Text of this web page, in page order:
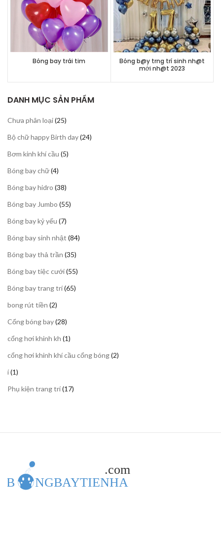
Bóng bay trái tim
Bóng b@y trng trí sinh nh@t
mới nh@t 2023
DANH MỤC SẢN PHẨM
Chưa phân loại 2525
phẩm
Bộ chữ happy Birth day 2424
Bơm kinh khí cầu 55
Bóng bay chữ 44
phẩm
Bóng bay hidro 3838
phẩm
Bóng bay Jumbo 5555
Bóng bay kỷ yếu 77
phẩm
Bóng bay sinh nhật 8484
Bóng bay thả trần 3535
phẩm
Bóng bay tiệc cưới 5555
Bóng bay trang trí 6565
bong rút tiền 22
phẩm
Cổng bóng bay 2828
phẩm
cổng hơi khinh kh 11
phẩm
cổng hơi khinh khí cầu cổng bóng 22
í 11
phẩm
Phụ kiện trang trí 1717